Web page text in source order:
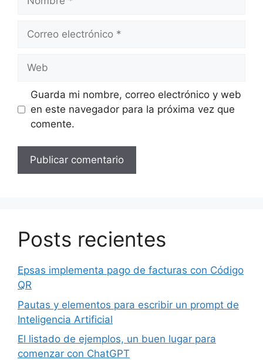
electrónico
Guarda mi nombre, correo electrónico y web
en este navegador para la próxima vez que
comente.
Posts recientes
Epsas implementa pago de facturas con Código
QR
Pautas y elementos para escribir un prompt de
Inteligencia Artificial
El listado de ejemplos, un buen lugar para
comenzar con ChatGPT